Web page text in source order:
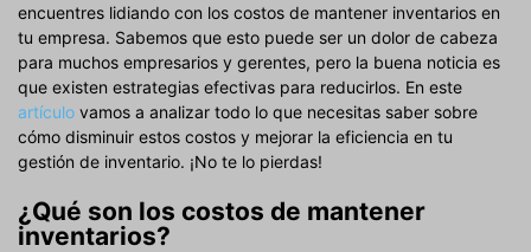
encuentres lidiando con los costos de mantener inventarios en
tu empresa. Sabemos que esto puede ser un dolor de cabeza
para muchos empresarios y gerentes, pero la buena noticia es
que existen estrategias efectivas para reducirlos. En este
artículo vamos a analizar todo lo que necesitas saber sobre
cómo disminuir estos costos y mejorar la eficiencia en tu
gestión de inventario. ¡No te lo pierdas!
¿Qué son los costos de mantener
inventarios?